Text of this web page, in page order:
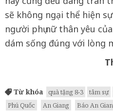
sẽ không ngại thể hiện
người phụ nữ thân yêu
dám sống đúng với lòng
Từ khóa quà tặng 8-3 tâm sự
Phú Quốc
An Giang Báo An